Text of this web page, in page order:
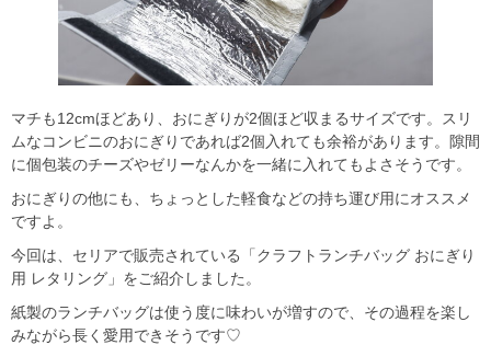
マチも12cmほどあり、おにぎりが2個ほど収まるサイズです。スリ
ムなコンビニのおにぎりであれば2個入れても余裕があります。隙間
に個包装のチーズやゼリーなんかを一緒に入れてもよさそうです。
おにぎりの他にも、ちょっとした軽食などの持ち運び用にオススメ
ですよ。
今回は、セリアで販売されている「クラフトランチバッグ おにぎり
用 レタリング」をご紹介しました。
紙製のランチバッグは使う度に味わいが増すので、その過程を楽し
みながら長く愛用できそうです♡